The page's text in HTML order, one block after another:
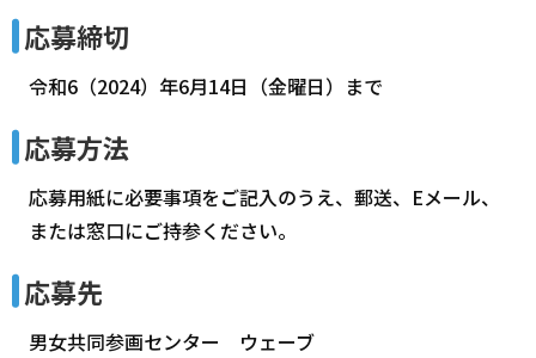
応募締切
令和6（2024）年6月14日（金曜日）まで
応募方法
応募用紙に必要事項をご記入のうえ、郵送、Eメール、
または窓口にご持参ください。
応募先
男女共同参画センター ウェーブ